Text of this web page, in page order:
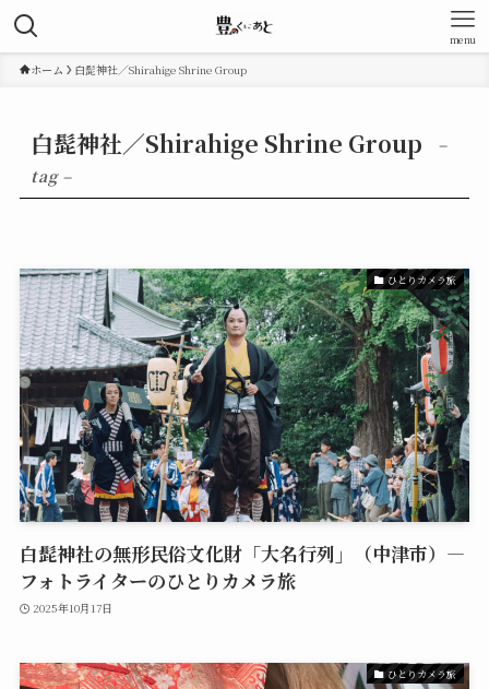
menu
ホーム 白髭神社／Shirahige Shrine Group
白髭神社／Shirahige Shrine Group
–
tag –
ひとりカメラ旅
白髭神社の無形民俗文化財「大名行列」（中津市）—
フォトライターのひとりカメラ旅
2025年10月17日
ひとりカメラ旅